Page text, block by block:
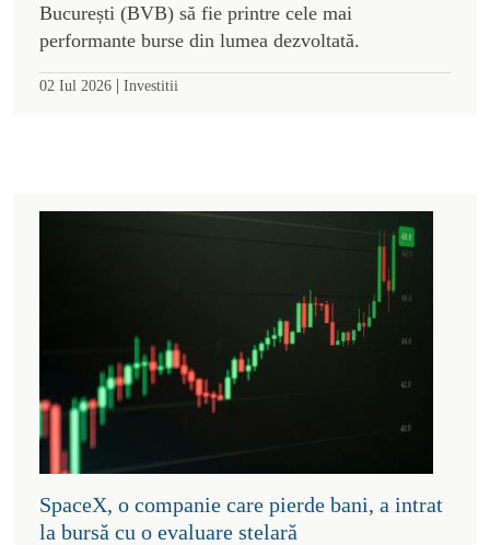
București (BVB) să fie printre cele mai
performante burse din lumea dezvoltată.
02 Iul 2026 | Investitii
SpaceX, o companie care pierde bani, a intrat
la bursă cu o evaluare stelară